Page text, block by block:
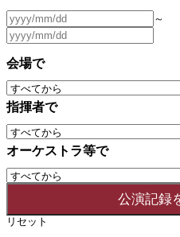
～
会場で
指揮者で
オーケストラ等で
リセット